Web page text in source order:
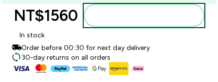
NT$1560‎
In stock
Order before 00:30 for next day delivery
30-day returns on all orders